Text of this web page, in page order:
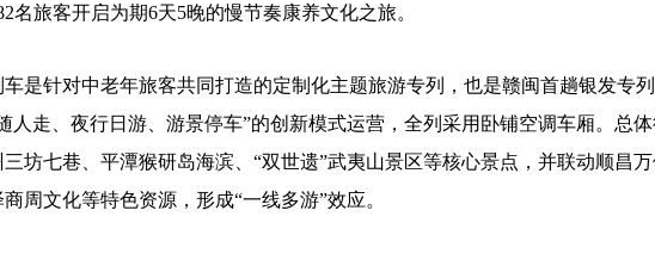
名旅客开启为期6天5晚的慢节奏康养文化之旅。
针对中老年旅客共同打造的定制化主题旅游专列，也是赣闽首趟银发专列
人走、夜行日游、游景停车”的创新模式运营，全列采用卧铺空调车厢。总
坊七巷、平潭猴研岛海滨、“双世遗”武夷山景区等核心景点，并联动顺昌万
周文化等特色资源，形成“一线多游”效应。